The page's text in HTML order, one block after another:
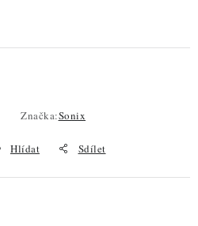
Značka:Sonix
Hlídat Sdílet